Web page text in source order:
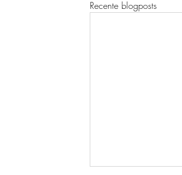
Recente blogposts